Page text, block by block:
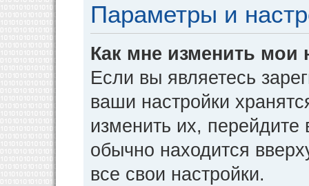
Параметры и
Как мне изменить мои
Если вы являетесь
ваши настройки
изменить их, перейдите
обычно находится
все свои настройки.